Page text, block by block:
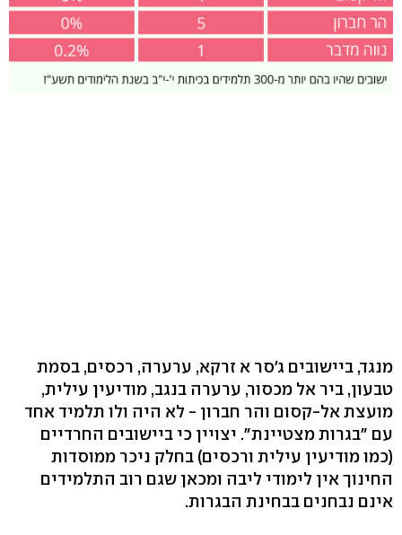
מנגד, ביישובים ג'סר א זרקא, ערערה, רכסים, בסמת
טבעון, ביר אל מכסור, ערערה בנגב, מודיעין עילית,
מועצת אל-קסום והר חברון - לא היה ולו תלמיד אחד
עם "בגרות מצטיינת". יצויין כי ביישובים החרדיים
(כמו מודיעין עילית ורכסים) בחלק ניכר ממוסדות
החינוך אין לימודי ליבה ומכאן שגם רוב התלמידים
אינם נבחנים בבחינת הבגרות.